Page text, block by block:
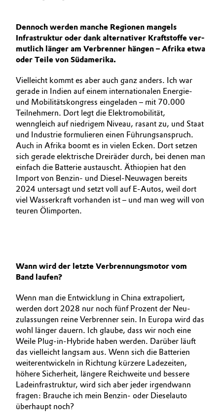
Dennoch werden manche Regionen mangels
Infrastruktur oder dank alternativer Kraftstoffe ver­
mutlich länger am Verbrenner hängen – Afrika etwa
oder Teile von Südamerika.
Vielleicht kommt es aber auch ganz anders. Ich war
gerade in Indien auf einem internationalen Energie-
und Mobilitätskongress eingeladen – mit 70.000
Teilnehmern. Dort legt die Elektromobilität,
wenngleich auf niedrigem Niveau, rasant zu, und Staat
und Industrie formulieren einen Führungsanspruch.
Auch in Afrika boomt es in vielen Ecken. Dort ­setzen
sich gerade elektrische Dreiräder durch, bei denen man
einfach die Batterie austauscht. Äthiopien hat den
Import von Benzin- und Diesel-Neuwagen bereits
2024 untersagt und setzt voll auf E‑Autos, weil dort
viel Wasserkraft vorhanden ist – und man weg will von
teuren Ölimporten.
Wann wird der letzte Verbrennungsmotor vom
Band laufen?
Wenn man die Entwicklung in China extrapoliert,
werden dort 2028 nur noch fünf Prozent der Neu­
zulassungen reine Verbrenner sein. In Europa wird das
wohl länger dauern. Ich glaube, dass wir noch eine
Weile Plug-in-Hybride haben werden. Darüber läuft
das vielleicht langsam aus. Wenn sich die Batterien
weiterentwickeln in Richtung kürzere Ladezeiten,
höhere Sicherheit, längere Reichweite und bessere
Ladeinfrastruktur, wird sich aber jeder irgendwann
fragen: Brauche ich mein Benzin- oder Dieselauto
überhaupt noch?